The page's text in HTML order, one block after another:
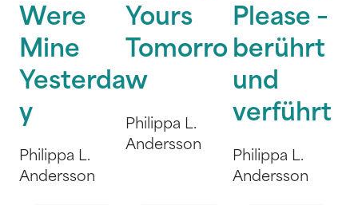
Were
Mine
Yesterda
y
Philippa L.
Andersson
Yours
Tomorro
w
Philippa L.
Andersson
Please –
berührt
und
verführt
Philippa L.
Andersson